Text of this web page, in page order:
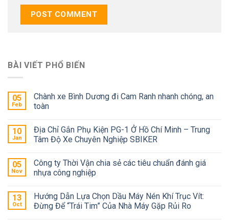
BÀI VIẾT PHỔ BIẾN
05
Feb
Chành xe Bình Dương đi Cam Ranh nhanh chóng, an
toàn
10
Jan
Địa Chỉ Gắn Phụ Kiện PG-1 Ở Hồ Chí Minh – Trung
Tâm Độ Xe Chuyên Nghiệp SBIKER
05
Nov
Công ty Thời Vận chia sẻ các tiêu chuẩn đánh giá
nhựa công nghiệp
13
Oct
Hướng Dẫn Lựa Chọn Dầu Máy Nén Khí Trục Vít:
Đừng Để “Trái Tim” Của Nhà Máy Gặp Rủi Ro